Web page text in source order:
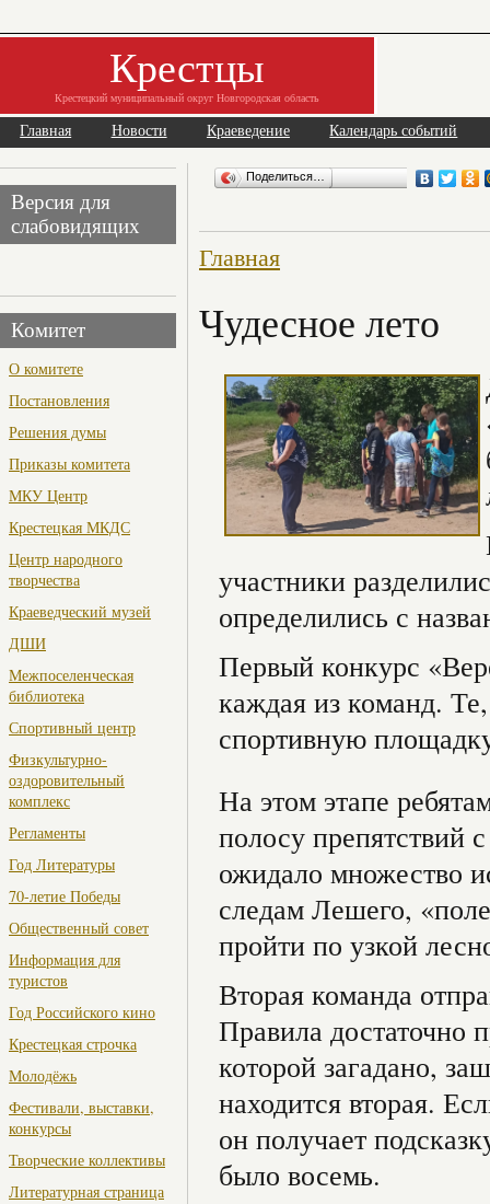
Крестцы
Крестецкий муниципальный округ Новгородская область
Главная Новости Краеведение Календарь событий
Версия для
слабовидящих
Комитет
О комитете
Постановления
Решения думы
Приказы комитета
МКУ Центр
Крестецкая МКДС
Центр народного
творчества
Краеведческий музей
ДШИ
Межпоселенческая
библиотека
Спортивный центр
Физкультурно-
оздоровительный
комплекс
Регламенты
Год Литературы
70-летие Победы
Общественный совет
Информация для
туристов
Год Российского кино
Крестецкая строчка
Молодёжь
Фестивали, выставки,
конкурсы
Творческие коллективы
Литературная страница
Поделиться…
Главная
Чудесное лето
участники
определились с
Первый конкурс
каждая из команд.
спортивную
На этом этапе
полосу препятствий
ожидало множество
следам Лешего,
пройти по узкой
Вторая команда
Правила достаточно
которой загадано,
находится вторая.
он получает
было восемь.